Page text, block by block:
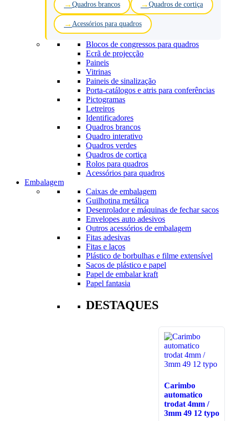
Quadros brancos Quadros de cortiça
Acessórios para quadros
Blocos de congressos para quadros
Ecrã de projecção
Paineis
Vitrinas
Paineis de sinalização
Porta-catálogos e atris para conferências
Pictogramas
Letreiros
Identificadores
Quadros brancos
Quadro interativo
Quadros verdes
Quadros de cortiça
Rolos para quadros
Acessórios para quadros
Embalagem
Caixas de embalagem
Guilhotina metálica
Desenrolador e máquinas de fechar sacos
Envelopes auto adesivos
Outros acessórios de embalagem
Fitas adesivas
Fitas e laços
Plástico de borbulhas e filme extensível
Sacos de plástico e papel
Papel de embalar kraft
Papel fantasia
DESTAQUES
Carimbo
automatico
trodat 4mm /
3mm 49 12 typo